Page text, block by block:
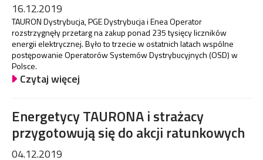
16.12.2019
TAURON Dystrybucja, PGE Dystrybucja i Enea Operator
rozstrzygnęły przetarg na zakup ponad 235 tysięcy liczników
energii elektrycznej. Było to trzecie w ostatnich latach wspólne
postępowanie Operatorów Systemów Dystrybucyjnych (OSD) w
Polsce.
Czytaj więcej
Energetycy TAURONA i strażacy
przygotowują się do akcji ratunkowych
04.12.2019